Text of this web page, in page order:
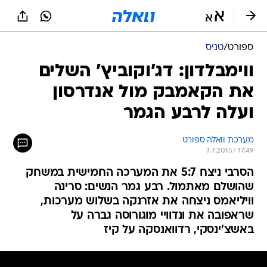
ספורט/טניס
ווימבלדון: דג'וקוביץ' השלים
את הקאמבק מול אנדרסון
ועלה לרבע הגמר
מערכת וואלה ספורט
7.7.2015 / 17:49
הסרבי ניצח 5:7 את המערכה החמישית במשחק
שהושלם מאתמול. רבע גמר הנשים: סרינה
וויליאמס ניצחה את אזרנקה בשלוש מערכות,
שראפובה את ונדוויי מוגורוסה גברה על
באשצ'ינסקי, רדוואנסקה על קיז